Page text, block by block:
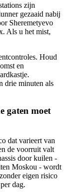
zijn
gezaaid nabij
Sheremetyevo
Als u het mist,
Houd
en
drie minuten als
gaten moet
dat varieert van
de voorruit valt
door kuilen -
Moskou - wordt
eigen risico
dag.